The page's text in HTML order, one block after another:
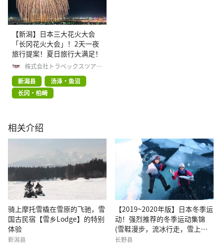
【新潟】日本三大花火大会
「长冈花火大会」！2天一夜
旅行提案！夏日旅行大满足！
株式会社トラベックスツアー
ズ
新潟县
汤泽・鱼沼
长冈・柏崎
相关介绍
骑上摩托雪橇在雪原的飞驰，雪
国古民宿【雪乡Lodge】的特别
体验
新潟县
【2019~2020年版】日本冬季运
动！强烈推荐的冬季运动集锦
(雪鞋漫步，流冰行走，雪上摩
托车等)
长野县